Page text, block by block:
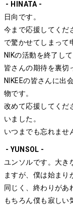
- HINATA -
日向です。
今まで応援してくだ
で驚かせてしまって
NIKの活動を終了し
皆さんの期待を裏切
NIKEEの皆さんに出
物です。
改めて応援してくだ
いました。
いつまでも忘れませ
- YUNSOL -
ユンソルです。大き
ますが、僕は始まり
同じく、終わりがあ
もちろん僕も寂しい